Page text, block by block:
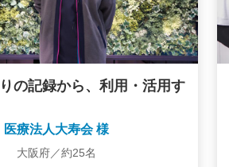
の記録から、利用・活用す
医療法人大寿会 様
大阪府／約25名